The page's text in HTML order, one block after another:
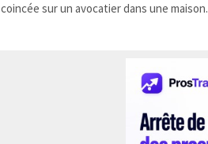
coincée sur un avocatier dans une maison.